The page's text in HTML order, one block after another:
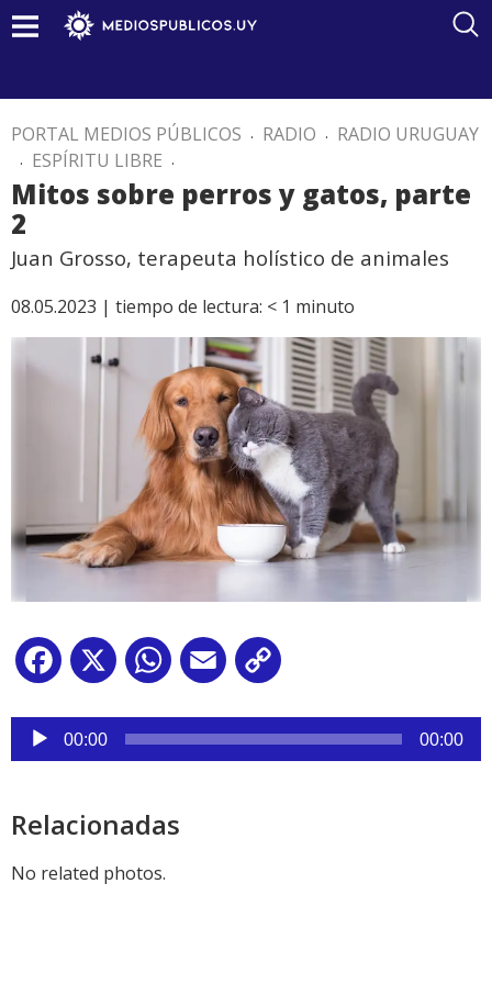
PORTAL MEDIOS PÚBLICOS . RADIO . RADIO URUGUAY
. ESPÍRITU LIBRE .
Mitos sobre perros y gatos, parte
2
Juan Grosso, terapeuta holístico de animales
08.05.2023 | tiempo de lectura: < 1 minuto
Facebook
X WhatsApp
Email
Reproductor
audio
00:00 00:00
Relacionadas
No related photos.